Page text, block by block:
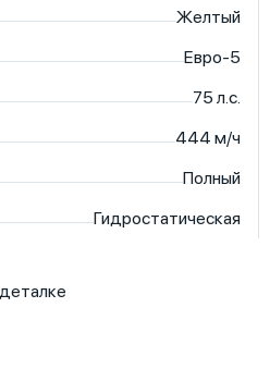
Желтый
Евро-5
75 л.с.
444 м/ч
Полный
Гидростатическая